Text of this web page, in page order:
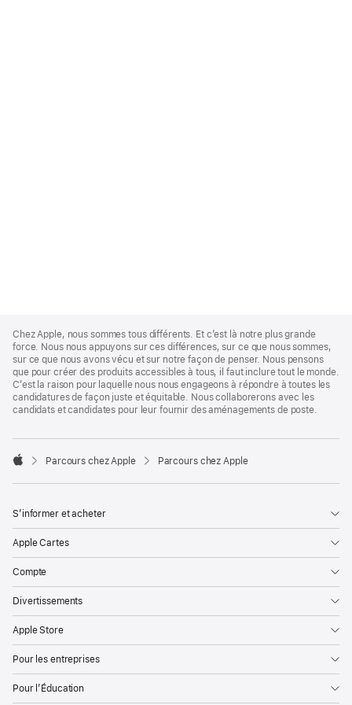
Footer
Chez Apple, nous sommes tous différents. Et c’est là notre plus grande
force. Nous nous appuyons sur ces différences, sur ce que nous sommes,
sur ce que nous avons vécu et sur notre façon de penser. Nous pensons
que pour créer des produits accessibles à tous, il faut inclure tout le monde.
C’est la raison pour laquelle nous nous engageons à répondre à toutes les
candidatures de façon juste et équitable. Nous collaborerons avec les
candidats et candidates pour leur fournir des aménagements de poste.

Parcours chez Apple Parcours chez Apple
S’informer et acheter
Apple Cartes
Compte
Divertissements
Apple Store
Pour les entreprises
Pour l’Éducation